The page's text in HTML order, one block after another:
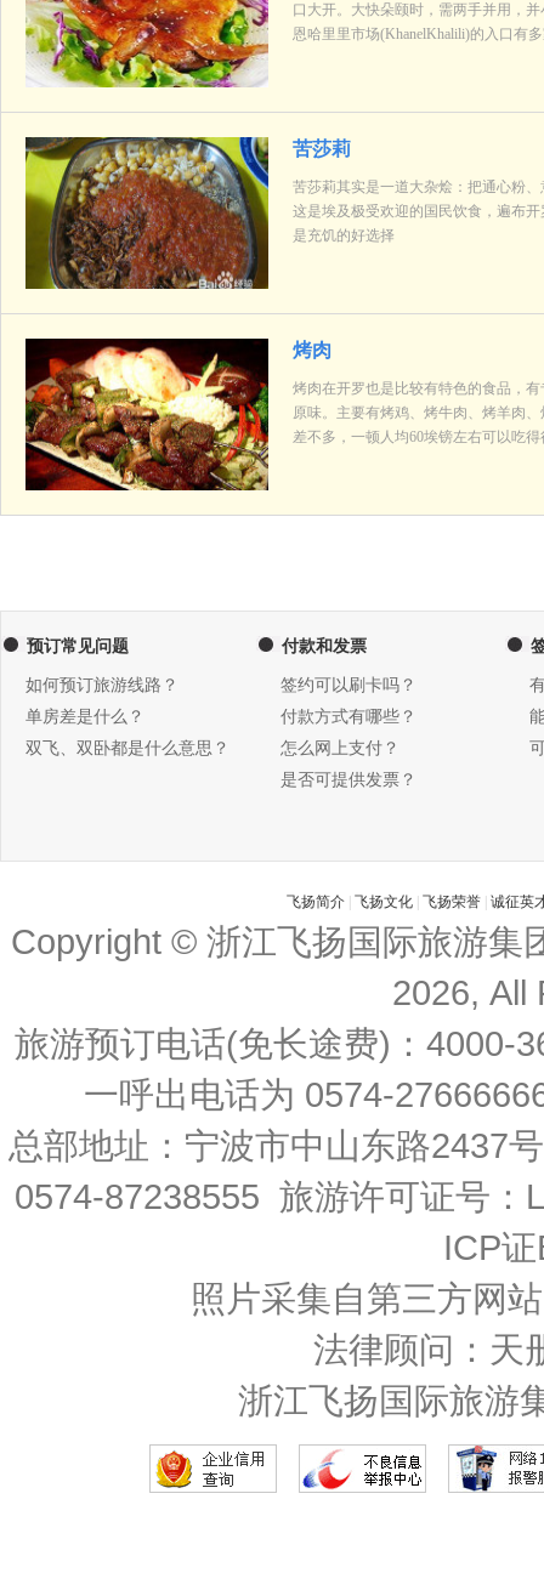
口大开。大快朵颐时，需两手并用，
恩哈里里市场(KhanelKhalili)的入口有
苦莎莉
苦莎莉其实是一道大杂烩：把通心粉
这是埃及极受欢迎的国民饮食，遍布
是充饥的好选择
烤肉
烤肉在开罗也是比较有特色的食品，
原味。主要有烤鸡、烤牛肉、烤羊肉
差不多，一顿人均60埃镑左右可以吃
预订常见问题
如何预订旅游线路？
单房差是什么？
双飞、双卧都是什么意思？
付款和发票
签约可以刷卡吗？
付款方式有哪些？
怎么网上支付？
是否可提供发票？
飞扬简介 飞扬文化 飞扬荣誉 诚征英
Copyright © 浙江飞扬国际旅游集
2026, All
旅游预订电话(免长途费)：4000-
一呼出电话为 0574-
总部地址：宁波市中山东路2437
0574-87238555 旅游许可证号
ICP
照片采集自第三方网
法律顾问：天
浙江飞扬国际旅游